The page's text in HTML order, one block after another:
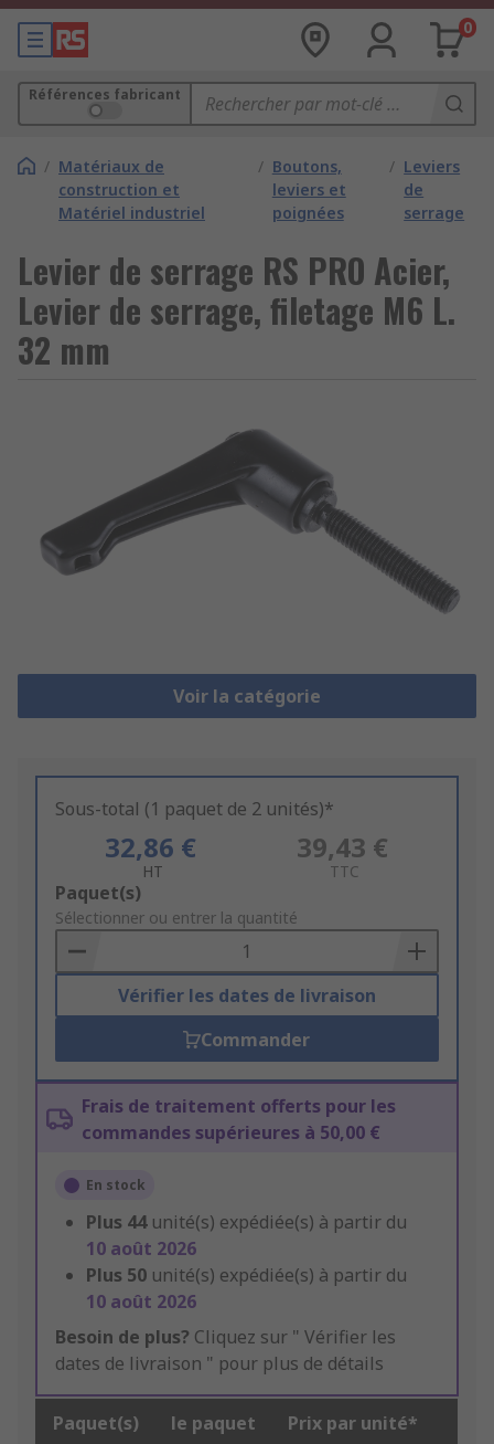
0
Références fabricant
/ Matériaux de
construction et
Matériel industriel
/ Boutons,
leviers et
poignées
/ Leviers
de
serrage
Levier de serrage RS PRO Acier,
Levier de serrage, filetage M6 L.
32 mm
Voir la catégorie
Sous-total (1 paquet de 2 unités)*
32,86 €
HT
39,43 €
TTC
Add
to
Basket
Paquet(s)
Sélectionner ou entrer la quantité
Vérifier les dates de livraison
Commander
Frais de traitement offerts pour les
commandes supérieures à 50,00 €
En stock
Plus 44 unité(s) expédiée(s) à partir du
10 août 2026
Plus 50 unité(s) expédiée(s) à partir du
10 août 2026
Besoin de plus? Cliquez sur " Vérifier les
dates de livraison " pour plus de détails
Paquet(s) le paquet Prix par unité*